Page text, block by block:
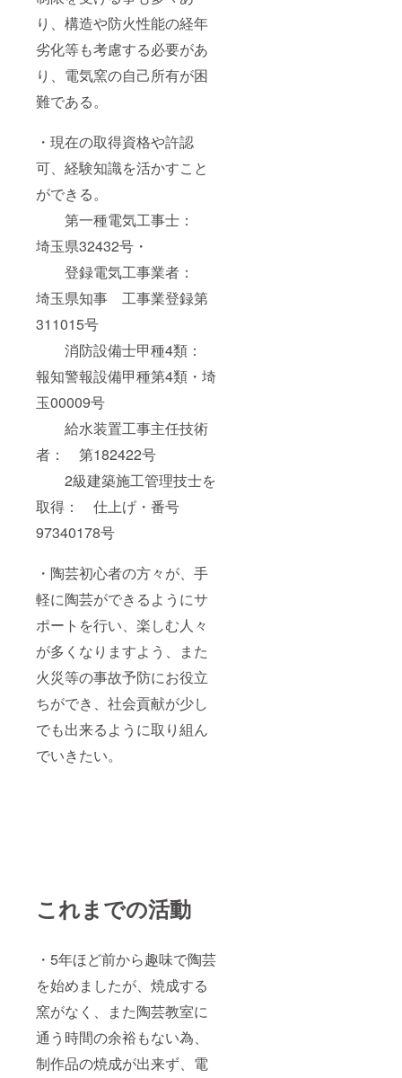
り、構造や防火性能の経年
劣化等も考慮する必要があ
り、電気窯の自己所有が困
難である。
・現在の取得資格や許認
可、経験知識を活かすこと
ができる。
第一種電気工事士：
埼玉県32432号・
登録電気工事業者：
埼玉県知事 工事業登録第
311015号
消防設備士甲種4類：
報知警報設備甲種第4類・埼
玉00009号
給水装置工事主任技術
者： 第182422号
2級建築施工管理技士を
取得： 仕上げ・番号
97340178号
・陶芸初心者の方々が、手
軽に陶芸ができるようにサ
ポートを行い、楽しむ人々
が多くなりますよう、また
火災等の事故予防にお役立
ちができ、社会貢献が少し
でも出来るように取り組ん
でいきたい。
これまでの活動
・5年ほど前から趣味で陶芸
を始めましたが、焼成する
窯がなく、また陶芸教室に
通う時間の余裕もない為、
制作品の焼成が出来ず、電